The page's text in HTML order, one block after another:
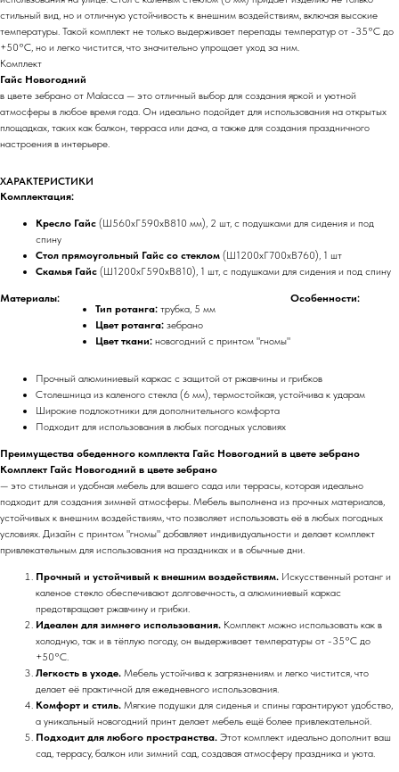
стильный вид, но и отличную устойчивость к внешним воздействиям, включая высокие
температуры. Такой комплект не только выдерживает перепады температур от -35°C до
+50°C, но и легко чистится, что значительно упрощает уход за ним.
Комплект
Гайс Новогодний
в цвете зебрано от Malacca — это отличный выбор для создания яркой и уютной
атмосферы в любое время года. Он идеально подойдет для использования на открытых
площадках, таких как балкон, терраса или дача, а также для создания праздничного
настроения в интерьере.
ХАРАКТЕРИСТИКИ
Комплектация:
Кресло Гайс (Ш560хГ590хВ810 мм), 2 шт, с подушками для сидения и под
спину
Стол прямоугольный Гайс со стеклом (Ш1200хГ700хВ760), 1 шт
Скамья Гайс (Ш1200хГ590хВ810), 1 шт, с подушками для сидения и под спину
Материалы:
Тип ротанга: трубка, 5 мм
Цвет ротанга: зебрано
Цвет ткани: новогодний с принтом "гномы"
Особенности:
Прочный алюминиевый каркас с защитой от ржавчины и грибков
Столешница из каленого стекла (6 мм), термостойкая, устойчива к ударам
Широкие подлокотники для дополнительного комфорта
Подходит для использования в любых погодных условиях
Преимущества обеденного комплекта Гайс Новогодний в цвете зебрано
Комплект Гайс Новогодний в цвете зебрано
— это стильная и удобная мебель для вашего сада или террасы, которая идеально
подходит для создания зимней атмосферы. Мебель выполнена из прочных материалов,
устойчивых к внешним воздействиям, что позволяет использовать её в любых погодных
условиях. Дизайн с принтом "гномы" добавляет индивидуальности и делает комплект
привлекательным для использования на праздниках и в обычные дни.
Прочный и устойчивый к внешним воздействиям. Искусственный ротанг и
каленое стекло обеспечивают долговечность, а алюминиевый каркас
предотвращает ржавчину и грибки.
Идеален для зимнего использования. Комплект можно использовать как в
холодную, так и в тёплую погоду, он выдерживает температуры от -35°C до
+50°C.
Легкость в уходе. Мебель устойчива к загрязнениям и легко чистится, что
делает её практичной для ежедневного использования.
Комфорт и стиль. Мягкие подушки для сиденья и спины гарантируют удобство,
а уникальный новогодний принт делает мебель ещё более привлекательной.
Подходит для любого пространства. Этот комплект идеально дополнит ваш
сад, террасу, балкон или зимний сад, создавая атмосферу праздника и уюта.
ООО «Малакка
Гостеприимство»
office@malacca.ru
ИНН 2312318794
+7 (918) 270-56-03